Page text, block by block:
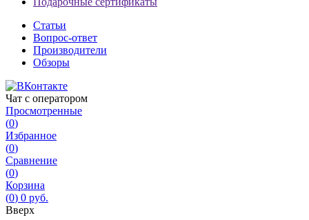
Статьи
Вопрос-ответ
Производители
Обзоры
Чат с оператором
Просмотренные
(0)
Избранное
(0)
Сравнение
(0)
Корзина
(0) 0 руб.
Вверх